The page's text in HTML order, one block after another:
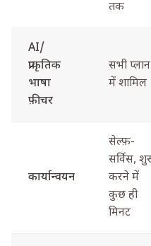
तक
AI/
प्राकृतिक
भाषा
फ़ीचर
सभी प्लान
में शामिल
कार्यान्वयन
सेल्फ़-
सर्विस, शुरू
करने में
कुछ ही
मिनट